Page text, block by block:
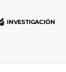
INVESTIGACIÓN